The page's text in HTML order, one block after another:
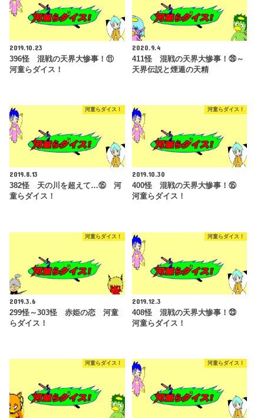
2019.10.23
396怪 混戦の天界大惨事！⑪
河童らダイス！
2020.9.4
411怪 混戦の天界大惨事！㉖～
天界伝説と煙遁の天精
河童らダイス！
2019.8.13
382怪 天の川を超えて…⑮ 河
童らダイス！
河童らダイス！
2019.10.30
400怪 混戦の天界大惨事！⑮
河童らダイス！
河童らダイス！
2019.3.6
299怪～303怪 赤姫の恋 河童
らダイス！
河童らダイス！
2019.12.3
408怪 混戦の天界大惨事！㉓
河童らダイス！
河童らダイス！ 河童らダイス！